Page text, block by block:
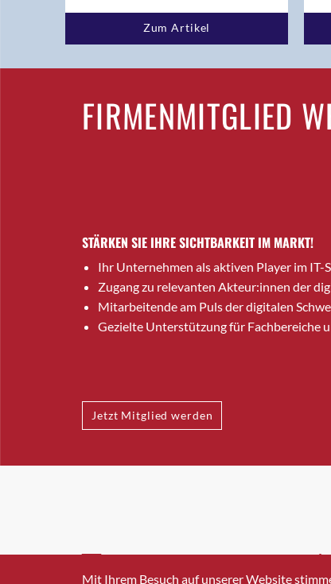
Zum Artikel
FIRMENMITGLIED
STÄRKEN SIE IHRE SICHTBARKEIT IM MARKT!
Ihr Unternehmen als aktiven Player im IT-
Zugang zu relevanten Akteur:innen der
Mitarbeitende am Puls der digitalen
Gezielte Unterstützung für Fachbereiche
Jetzt Mitglied werden
INFO@SWISSICT.CH
Mit Ihrem Besuch auf unserer Website